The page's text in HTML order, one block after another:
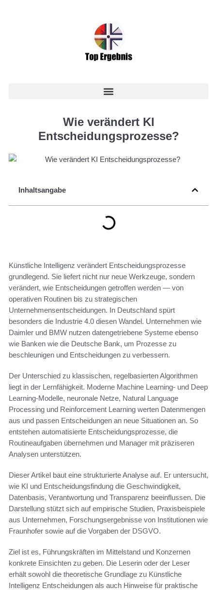
Wie verändert KI
Entscheidungsprozesse?
Inhaltsangabe
Künstliche Intelligenz verändert Entscheidungsprozesse
grundlegend. Sie liefert nicht nur neue Werkzeuge, sondern
verändert, wie Entscheidungen getroffen werden — von
operativen Routinen bis zu strategischen
Unternehmensentscheidungen. In Deutschland spürt
besonders die Industrie 4.0 diesen Wandel. Unternehmen wie
Daimler und BMW nutzen datengetriebene Systeme ebenso
wie Banken wie die Deutsche Bank, um Prozesse zu
beschleunigen und Entscheidungen zu verbessern.
Der Unterschied zu klassischen, regelbasierten Algorithmen
liegt in der Lernfähigkeit. Moderne Machine Learning- und Deep
Learning-Modelle, neuronale Netze, Natural Language
Processing und Reinforcement Learning werten Datenmengen
aus und passen Entscheidungen an neue Situationen an. So
entstehen automatisierte Entscheidungsprozesse, die
Routineaufgaben übernehmen und Manager mit präziseren
Analysen unterstützen.
Dieser Artikel baut eine strukturierte Analyse auf. Er untersucht,
wie KI und Entscheidungsfindung die Geschwindigkeit,
Datenbasis, Verantwortung und Transparenz beeinflussen. Die
Darstellung stützt sich auf empirische Studien, Praxisbeispiele
aus Unternehmen, Forschungsergebnisse von Institutionen wie
Fraunhofer sowie auf die Vorgaben der DSGVO.
Ziel ist es, Führungskräften im Mittelstand und Konzernen
konkrete Einsichten zu geben. Die Leserin oder der Leser
erhält sowohl die theoretische Grundlage zu Künstliche
Intelligenz Entscheidungen als auch Hinweise für praktische